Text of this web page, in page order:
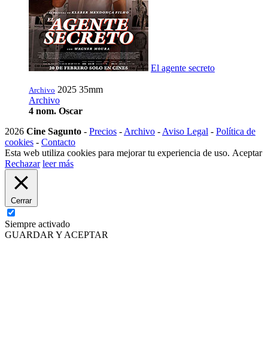
El agente secreto
Archivo 2025 35mm
Archivo
4 nom. Oscar
2026 Cine Sagunto - Precios - Archivo - Aviso Legal - Política de
cookies - Contacto
Esta web utiliza cookies para mejorar tu experiencia de uso. Aceptar
Rechazar leer más
Cerrar
Siempre activado
GUARDAR Y ACEPTAR